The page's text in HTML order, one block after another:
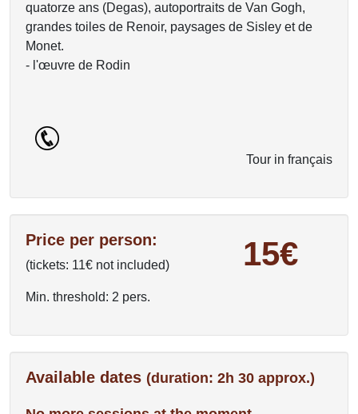
quatorze ans (Degas), autoportraits de Van Gogh,
grandes toiles de Renoir, paysages de Sisley et de
Monet.
- l'œuvre de Rodin
Tour in français
Price per person:
(tickets: 11€ not included)
Min. threshold: 2 pers.
15€
Available dates (duration: 2h 30 approx.)